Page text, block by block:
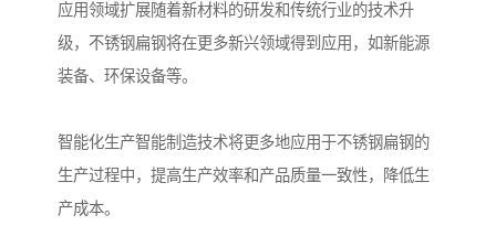
应用领域扩展随着新材料的研发和传统行业的技术升
级，不锈钢扁钢将在更多新兴领域得到应用，如新能源
装备、环保设备等。
智能化生产智能制造技术将更多地应用于不锈钢扁钢的
生产过程中，提高生产效率和产品质量一致性，降低生
产成本。